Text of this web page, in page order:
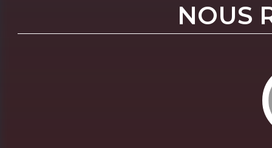
NOUS